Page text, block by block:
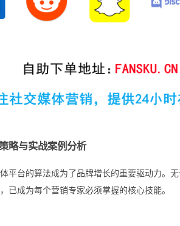
略与实战案例分析
平台的算法成为了品牌增长的重要驱动力。
已成为每个营销专家必须掌握的核心技能。